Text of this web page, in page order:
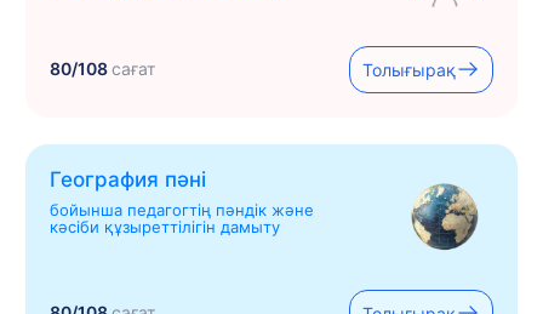
80/108сағат Толығырақ
География пәні
бойынша педагогтің пәндік және
кәсіби құзыреттілігін дамыту